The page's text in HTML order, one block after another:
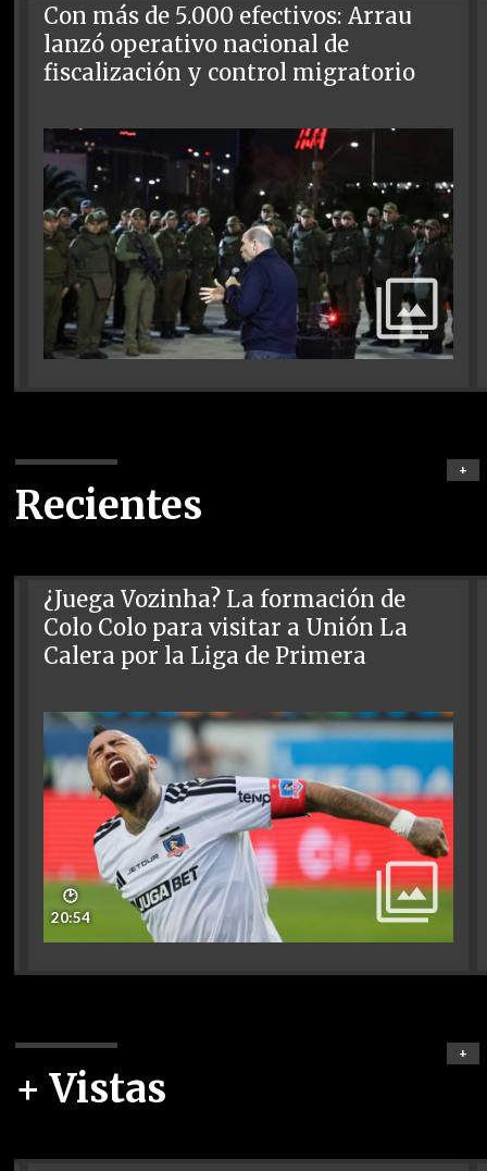
Con más de 5.000 efectivos: Arrau
lanzó operativo nacional de
fiscalización y control migratorio
Recientes
+
¿Juega Vozinha? La formación de
Colo Colo para visitar a Unión La
Calera por la Liga de Primera
🕑
20:54
+ Vistas
+